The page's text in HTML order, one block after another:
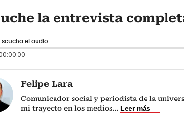
la entrevista
Escucha el audio
00:00:00
Felipe Lara
Comunicador social y periodista de la
mi trayecto en los medios... Leer más